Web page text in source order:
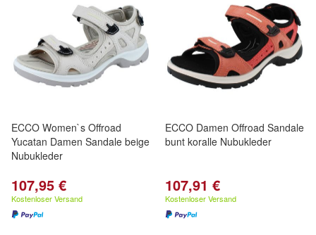
ECCO Women`s Offroad
Yucatan Damen Sandale beige
Nubukleder
107,95 €
Kostenloser Versand
ECCO Damen Offroad Sandale
bunt koralle Nubukleder
107,91 €
Kostenloser Versand